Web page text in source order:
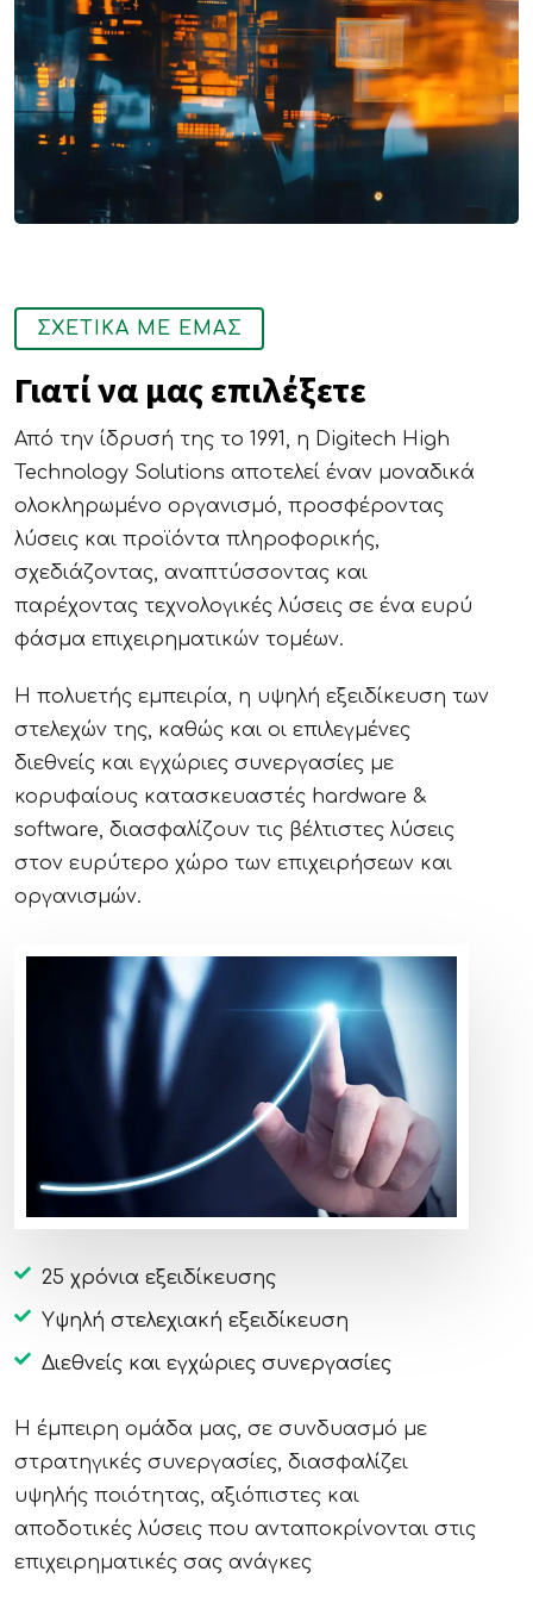
ΣΧΕΤΙΚΑ ΜΕ ΕΜΑΣ
Γιατί να μας επιλέξετε
Από την ίδρυσή της το 1991, η Digitech High
Technology Solutions αποτελεί έναν μοναδικά
ολοκληρωμένο οργανισμό, προσφέροντας
λύσεις και προϊόντα πληροφορικής,
σχεδιάζοντας, αναπτύσσοντας και
παρέχοντας τεχνολογικές λύσεις σε ένα ευρύ
φάσμα επιχειρηματικών τομέων.
Η πολυετής εμπειρία, η υψηλή εξειδίκευση των
στελεχών της, καθώς και οι επιλεγμένες
διεθνείς και εγχώριες συνεργασίες με
κορυφαίους κατασκευαστές hardware &
software, διασφαλίζουν τις βέλτιστες λύσεις
στον ευρύτερο χώρο των επιχειρήσεων και
οργανισμών.
25 χρόνια εξειδίκευσης
Υψηλή στελεχιακή εξειδίκευση
Διεθνείς και εγχώριες συνεργασίες
Η έμπειρη ομάδα μας, σε συνδυασμό με
στρατηγικές συνεργασίες, διασφαλίζει
υψηλής ποιότητας, αξιόπιστες και
αποδοτικές λύσεις που ανταποκρίνονται στις
επιχειρηματικές σας ανάγκες